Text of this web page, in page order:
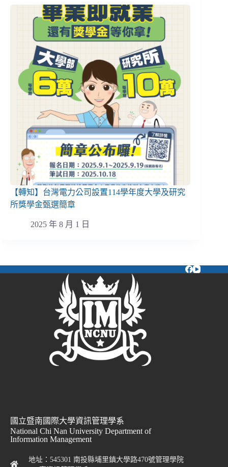
【轉知】台灣電力公司設置114學年度大學及研究
所獎學金甄選簡章
2025 年 8 月 1 日
國立暨南國際大學資訊管理學系
National Chi Nan University Department of
Information Management
地址：545301 南投縣埔里鎮大學路470號管理學院